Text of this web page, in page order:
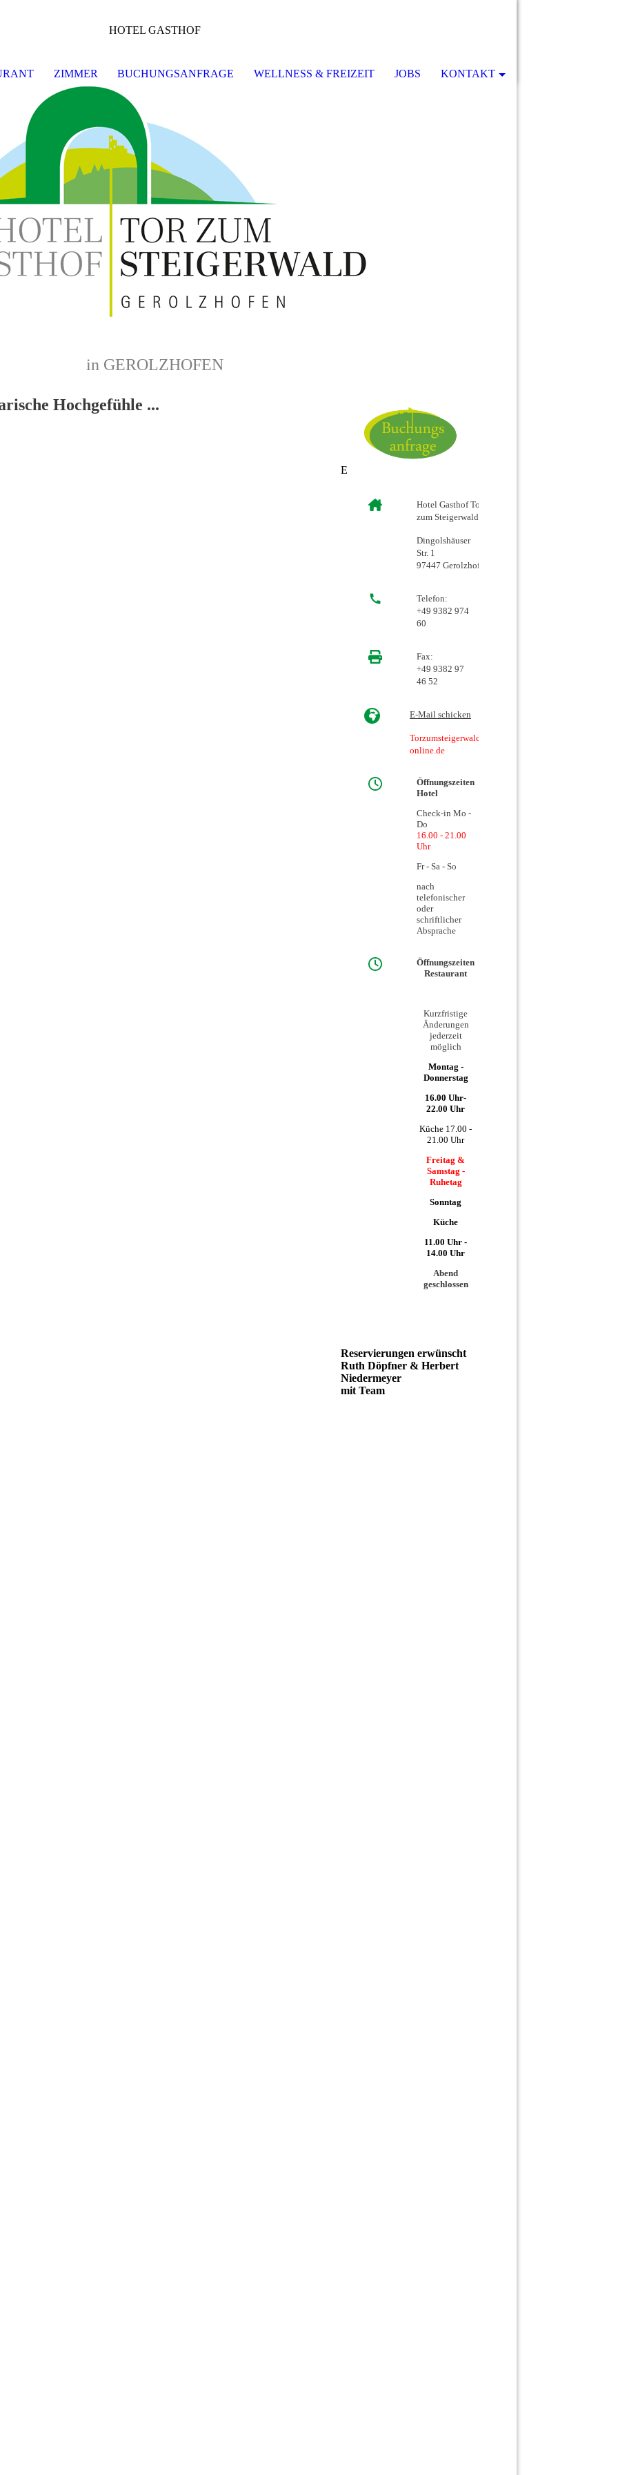
HOTEL GASTHOF
ZIMMER BUCHUNGSANFRAGE WELLNESS & FREIZEIT JOBS KONTAKT
in GEROLZHOFEN
Hochgefühle ...
E
Hotel Gasthof Tor
zum Steigerwald
Dingolshäuser
Str. 1
97447 Gerolzhofen
Telefon:
+49 9382 974
60
Fax:
+49 9382 97
46 52
E-Mail schicken
Torzumsteigerwald@t-
online.de
Öffnungszeiten
Hotel
Check-in Mo -
Do
16.00 - 21.00
Uhr
Fr - Sa - So
nach
telefonischer
oder
schriftlicher
Absprache
Öffnungszeiten
Restaurant
Kurzfristige
Änderungen
jederzeit
möglich
Montag -
Donnerstag
16.00 Uhr-
22.00 Uhr
Küche 17.00 -
21.00 Uhr
Freitag &
Samstag -
Ruhetag
Sonntag
Küche
11.00 Uhr -
14.00 Uhr
Abend
geschlossen
Reservierungen erwünscht
Ruth Döpfner & Herbert
Niedermeyer
mit Team